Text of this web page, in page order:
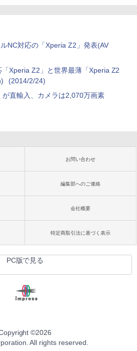
NC対応の「Xperia Z2」発表(AV
Xperia Z2」と世界最薄「Xperia Z2
(2014/2/24)
直輸入、カメラは2,070万画素
お問い合わせ
編集部へのご連絡
会社概要
特定商取引法に基づく表示
PC版で見る
©2026
All rights reserved.